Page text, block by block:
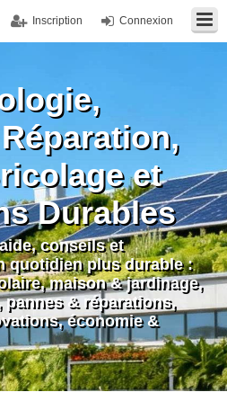
Connexion
Inscription
et
Durables
conseils et
quotidien plus durable :
maison & jardinage,
& réparations,
économie &